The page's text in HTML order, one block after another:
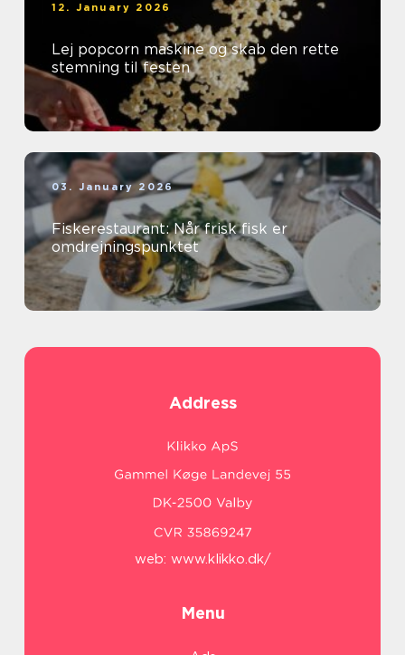
12. January 2026
Lej popcorn maskine og skab den rette
stemning til festen
03. January 2026
Fiskerestaurant: Når frisk fisk er
omdrejningspunktet
Address
web: www.klikko.dk/
Menu